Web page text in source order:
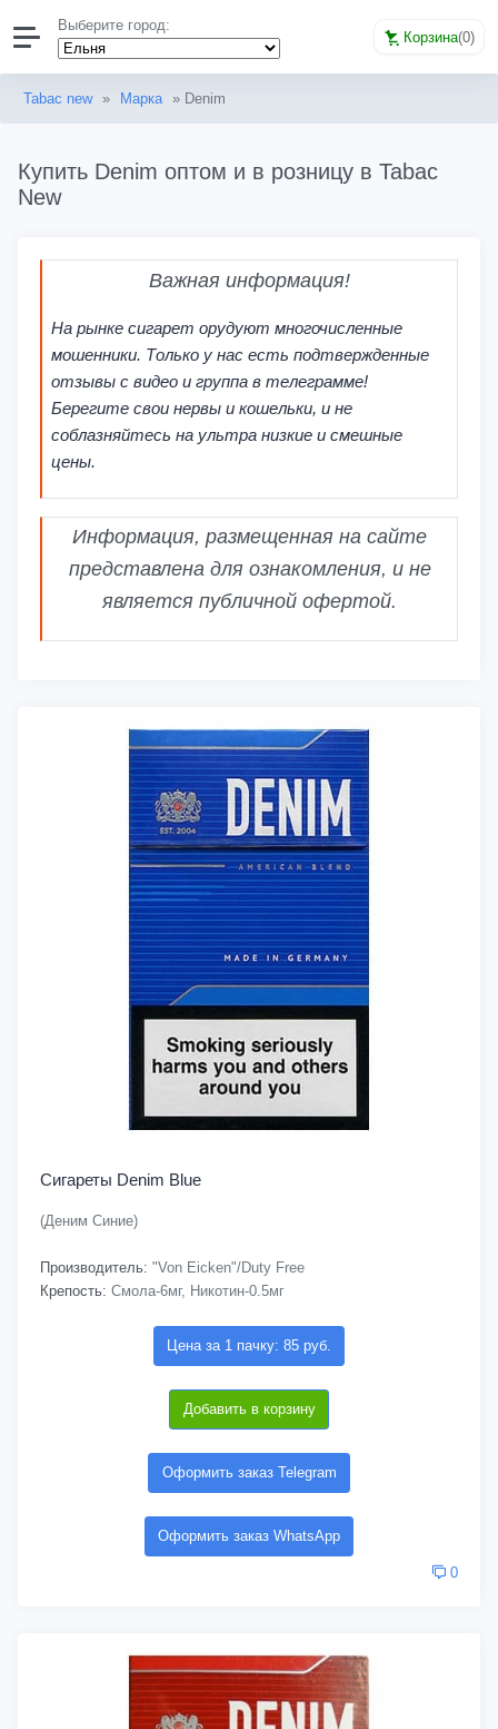
Выберите город:
Корзина(0)
Tabac new » Марка » Denim
Купить Denim оптом и в розницу в Tabac
New
Важная информация!
На рынке сигарет орудуют многочисленные
мошенники. Только у нас есть подтвержденные
отзывы с видео и группа в телеграмме!
Берегите свои нервы и кошельки, и не
соблазняйтесь на ультра низкие и смешные
цены.
Информация, размещенная на сайте
представлена для ознакомления, и не
является публичной офертой.
Сигареты Denim Blue
(Деним Синие)
Производитель: "Von Eicken"/Duty Free
Крепость: Смола-6мг, Никотин-0.5мг
Цена за 1 пачку: 85 руб.
Добавить в корзину
Оформить заказ Telegram
Оформить заказ WhatsApp
0